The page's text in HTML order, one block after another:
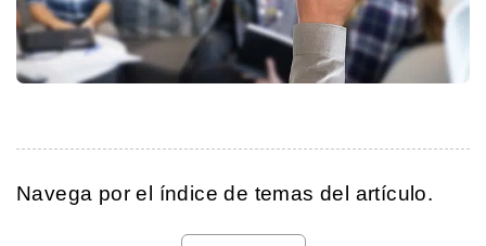
Navega por el índice de temas del artículo.